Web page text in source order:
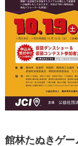
館林たぬきゲー